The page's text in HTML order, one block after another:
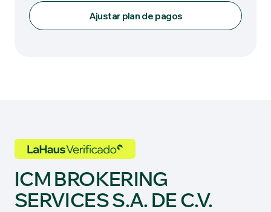
Ajustar plan de pagos
ICM BROKERING
SERVICES S.A. DE C.V.